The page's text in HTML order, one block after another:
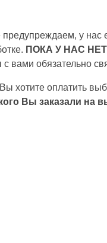
предупреждаем, у нас
ПОКА У НАС
с вами обязательно
хотите оплатить
Вы заказали на